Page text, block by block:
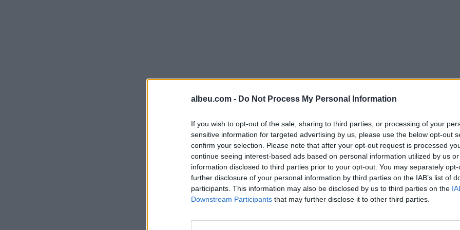
albeu.com - Do Not Process My Personal Information
If you wish to opt-out of the sale, sharing to third parties, or processing of your
sensitive information for targeted advertising by us, please use the below opt-out
confirm your selection. Please note that after your opt-out request is processed
continue seeing interest-based ads based on personal information utilized by us
information disclosed to third parties prior to your opt-out. You may separately
further disclosure of your personal information by third parties on the IAB’s list of
participants. This information may also be disclosed by us to third parties on the
Downstream Participants that may further disclose it to other third parties.